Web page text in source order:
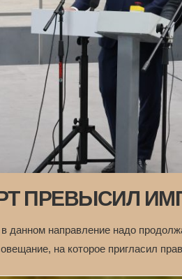
ПРЕВЫСИЛ
данном направление надо
на которое пригласил